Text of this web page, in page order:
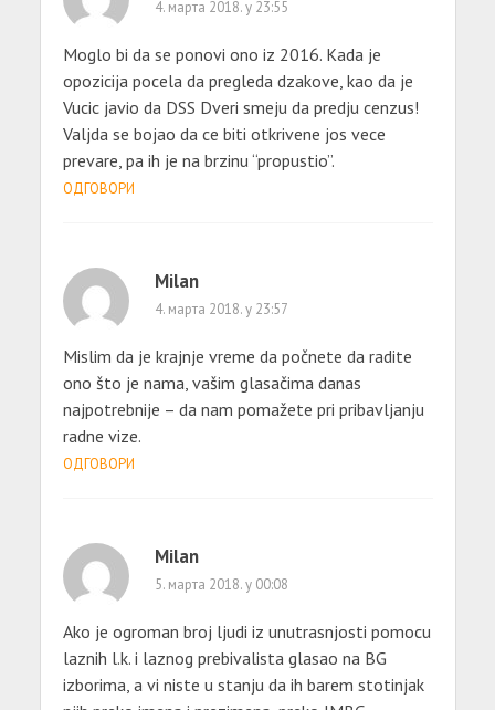
4. марта 2018. у 23:55
Moglo bi da se ponovi ono iz 2016. Kada je
opozicija pocela da pregleda dzakove, kao da je
Vucic javio da DSS Dveri smeju da predju cenzus!
Valjda se bojao da ce biti otkrivene jos vece
prevare, pa ih je na brzinu “propustio”.
ОДГОВОРИ
Milan
4. марта 2018. у 23:57
Mislim da je krajnje vreme da počnete da radite
ono što je nama, vašim glasačima danas
najpotrebnije – da nam pomažete pri pribavljanju
radne vize.
ОДГОВОРИ
Milan
5. марта 2018. у 00:08
Ako je ogroman broj ljudi iz unutrasnjosti pomocu
laznih l.k. i laznog prebivalista glasao na BG
izborima, a vi niste u stanju da ih barem stotinjak